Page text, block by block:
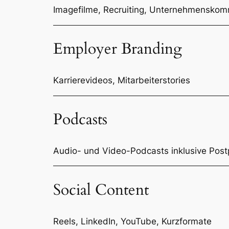
Imagefilme, Recruiting,
Employer Branding
Karrierevideos, Mitarbeiterstories
Podcasts
Audio- und Video-Podcasts inklusive
Social Content
Reels, LinkedIn, YouTube, Kurzformate